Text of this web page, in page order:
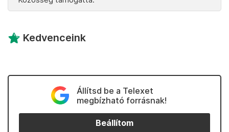
elbeszélgetnek a betérővel. Amikor a határ után
kíváncsiság, kiderül, hogy a legismertebb
nyaralóországunknak bőven van még felfedezésre